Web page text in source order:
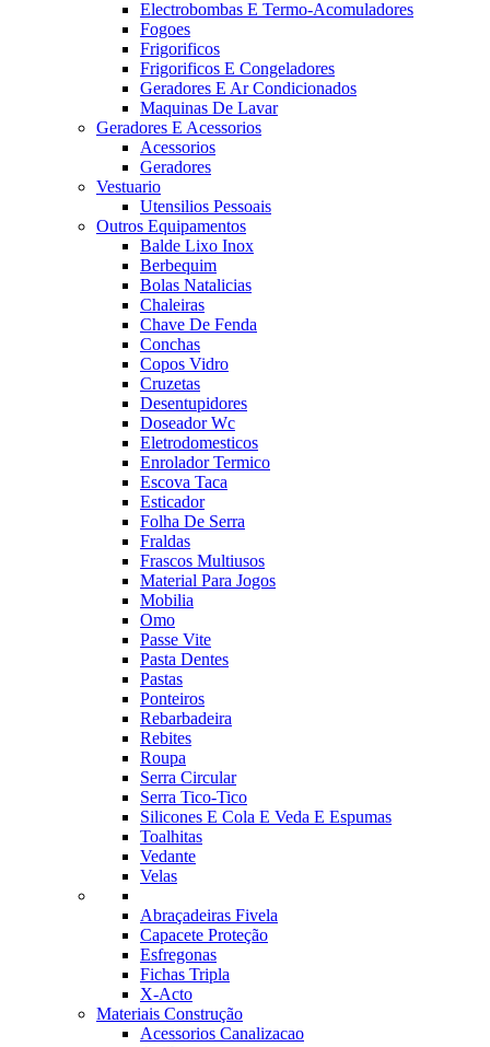
Electrobombas E Termo-Acomuladores
Fogoes
Frigorificos
Frigorificos E Congeladores
Geradores E Ar Condicionados
Maquinas De Lavar
Geradores E Acessorios
Acessorios
Geradores
Vestuario
Utensilios Pessoais
Outros Equipamentos
Balde Lixo Inox
Berbequim
Bolas Natalicias
Chaleiras
Chave De Fenda
Conchas
Copos Vidro
Cruzetas
Desentupidores
Doseador Wc
Eletrodomesticos
Enrolador Termico
Escova Taca
Esticador
Folha De Serra
Fraldas
Frascos Multiusos
Material Para Jogos
Mobilia
Omo
Passe Vite
Pasta Dentes
Pastas
Ponteiros
Rebarbadeira
Rebites
Roupa
Serra Circular
Serra Tico-Tico
Silicones E Cola E Veda E Espumas
Toalhitas
Vedante
Velas
Abraçadeiras Fivela
Capacete Proteção
Esfregonas
Fichas Tripla
X-Acto
Materiais Construção
Acessorios Canalizacao